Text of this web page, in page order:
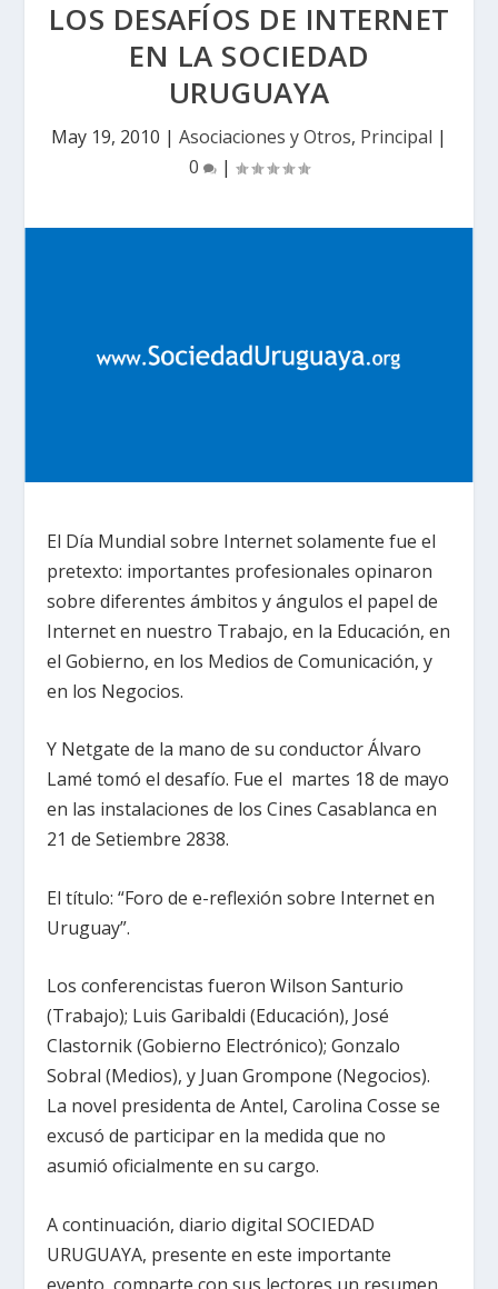
LOS DESAFÍOS DE INTERNET
EN LA SOCIEDAD
URUGUAYA
May 19, 2010 | Asociaciones y Otros, Principal |
0
|
El Día Mundial sobre Internet solamente fue el
pretexto: importantes profesionales opinaron
sobre diferentes ámbitos y ángulos el papel de
Internet en nuestro Trabajo, en la Educación, en
el Gobierno, en los Medios de Comunicación, y
en los Negocios.
Y Netgate de la mano de su conductor Álvaro
Lamé tomó el desafío. Fue el martes 18 de mayo
en las instalaciones de los Cines Casablanca en
21 de Setiembre 2838.
El título: “Foro de e-reflexión sobre Internet en
Uruguay”.
Los conferencistas fueron Wilson Santurio
(Trabajo); Luis Garibaldi (Educación), José
Clastornik (Gobierno Electrónico); Gonzalo
Sobral (Medios), y Juan Grompone (Negocios).
La novel presidenta de Antel, Carolina Cosse se
excusó de participar en la medida que no
asumió oficialmente en su cargo.
A continuación, diario digital SOCIEDAD
URUGUAYA, presente en este importante